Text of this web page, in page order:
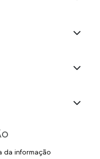
da informação